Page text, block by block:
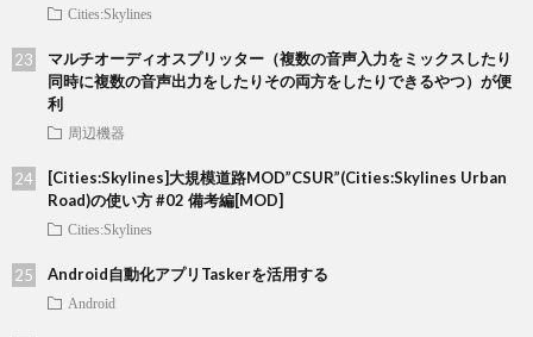
Cities:Skylines
マルチオーディオスプリッター（複数の音声入力をミックスしたり
同時に複数の音声出力をしたりその両方をしたりできるやつ）が便
利
周辺機器
[Cities:Skylines]大規模道路MOD”CSUR”(Cities:Skylines Urban
Road)の使い方 #02 備考編[MOD]
Cities:Skylines
Android自動化アプリTaskerを活用する
Android